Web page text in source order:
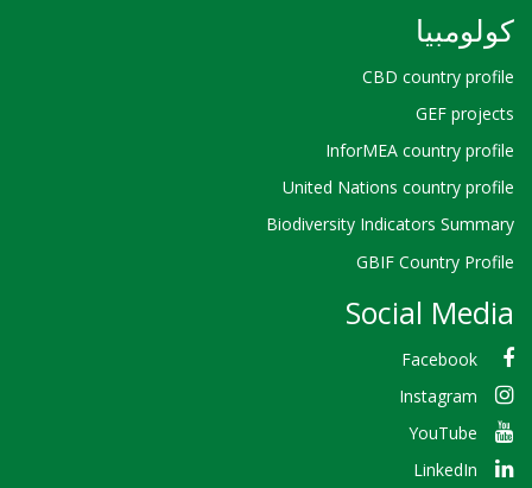
كولومبيا
CBD country profile
GEF projects
InforMEA country profile
United Nations country profile
Biodiversity Indicators Summary
GBIF Country Profile
Social Media
Facebook
Instagram
YouTube
LinkedIn